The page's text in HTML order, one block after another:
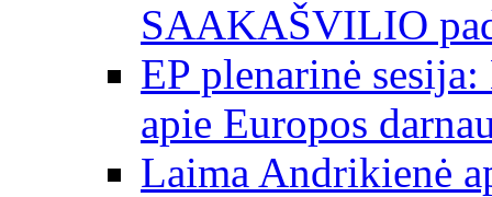
SAAKAŠVILIO
EP plenarinė
apie Europos
Laima Andrikienė